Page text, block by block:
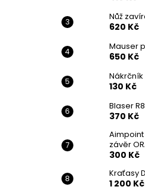
Nůž
620 Kč
Mauser
650 Kč
130 Kč
Blaser
370 Kč
závěr
300 Kč
Kraťasy
1 200 Kč